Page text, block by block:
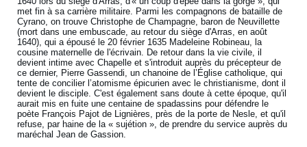
met fin à sa carrière militaire. Parmi les compagnons de bataille de
Cyrano, on trouve Christophe de Champagne, baron de Neuvillette
(mort dans une embuscade, au retour du siège d'Arras, en août
1640), qui a épousé le 20 février 1635 Madeleine Robineau, la
cousine maternelle de l'écrivain. De retour dans la vie civile, il
devient intime avec Chapelle et s'introduit auprès du précepteur de
ce dernier, Pierre Gassendi, un chanoine de l’Église catholique, qui
tente de concilier l’atomisme épicurien avec le christianisme, dont il
devient le disciple. C'est également sans doute à cette époque, qu'il
aurait mis en fuite une centaine de spadassins pour défendre le
poète François Pajot de Lignières, près de la porte de Nesle, et qu'il
refuse, par haine de la « sujétion », de prendre du service auprès du
maréchal Jean de Gassion.